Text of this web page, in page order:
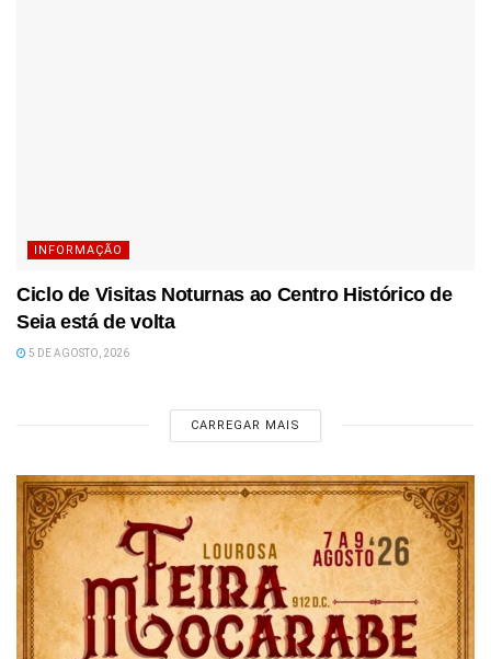
INFORMAÇÃO
Ciclo de Visitas Noturnas ao Centro Histórico de
Seia está de volta
5 DE AGOSTO, 2026
CARREGAR MAIS